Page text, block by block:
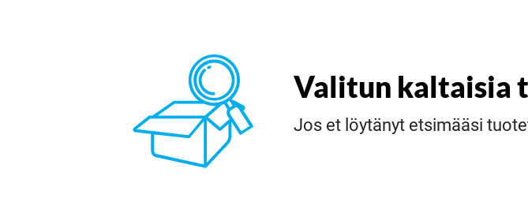
Valitun kaltaisia
Jos et löytänyt etsimääsi